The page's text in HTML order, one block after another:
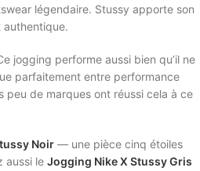
légendaire. Stussy apporte son
jogging performe aussi bien qu’il ne
parfaitement entre performance
peu de marques ont réussi cela à ce
Noir — une pièce cinq étoiles
aussi le Jogging Nike X Stussy Gris